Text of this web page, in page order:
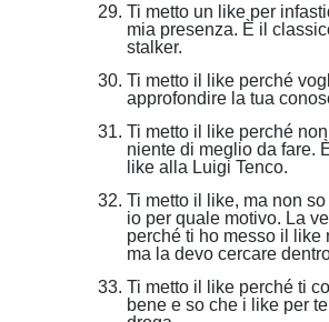
Ti metto un like per
mia presenza. È il
stalker.
Ti metto il like perché
approfondire la tua
Ti metto il like perché
niente di meglio da fare.
like alla Luigi Tenco.
Ti metto il like, ma non
io per quale motivo. La
perché ti ho messo il like
ma la devo cercare
Ti metto il like perché ti
bene e so che i like per